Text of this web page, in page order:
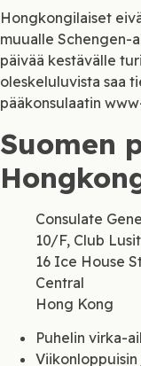
Hongkongilaiset
muualle Schengen-
päivää kestävälle
oleskeluluvista saa
pääkonsulaatin
Suomen
Consulate
10/F, Club
16 Ice House
Central
Hong Kong
Puhelin virka-